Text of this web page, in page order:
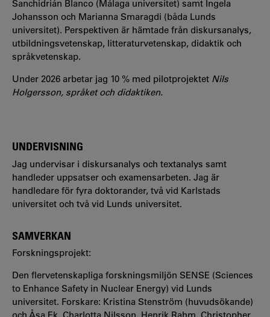
Sanchidrián Blanco (Málaga universitet) samt Ingela
Johansson och Marianna Smaragdi (båda Lunds
universitet). Perspektiven är hämtade från diskursanalys,
utbildningsvetenskap, litteraturvetenskap, didaktik och
språkvetenskap.
Under 2026 arbetar jag 10 % med pilotprojektet Nils
Holgersson, språket och didaktiken.
UNDERVISNING
Jag undervisar i diskursanalys och textanalys samt
handleder uppsatser och examensarbeten. Jag är
handledare för fyra doktorander, två vid Karlstads
universitet och två vid Lunds universitet.
SAMVERKAN
Forskningsprojekt:
Den flervetenskapliga forskningsmiljön SENSE (Sciences
to Enhance Safety in Nuclear Energy) vid Lunds
universitet. Forskare: Kristina Stenström (huvudsökande)